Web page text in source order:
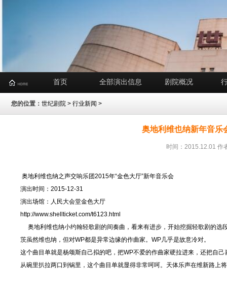
首页 全部演出信息 剧院概况
您的位置： 世纪剧院 > 行业新闻 >
奥地利维也纳新年音乐
时间：2015.12.01 作
奥地利维也纳之声交响乐团2015年“金色大厅”新年音乐会
演出时间：2015-12-31
演出场馆：人民大会堂金色大厅
http://www.shellticket.com/t6123.html
奥地利维也纳小约翰轻歌剧的间奏曲，看来有进步，开始挖掘轻歌剧的选
茨虽然维也纳，但对WP都是异常边缘的作曲家。WP几乎是故意冷对。
这个曲目单就是杨颂斯自己拟的吧，把WP不爱的作曲家硬拉进来，还把自
从碗里扒拉两口到锅里，这个曲目单就显得非常呵呵。天体乐声在维新路上